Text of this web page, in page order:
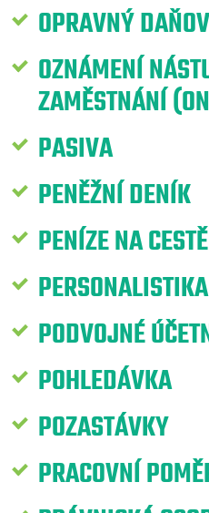
OPRAVNÝ
OZNÁMENÍ
ZAMĚSTNÁNÍ
PASIVA
PENĚŽNÍ DENÍK
PENÍZE NA CESTĚ
PERSONALISTIKA
PODVOJNÉ
POHLEDÁVKA
POZASTÁVKY
PRACOVNÍ